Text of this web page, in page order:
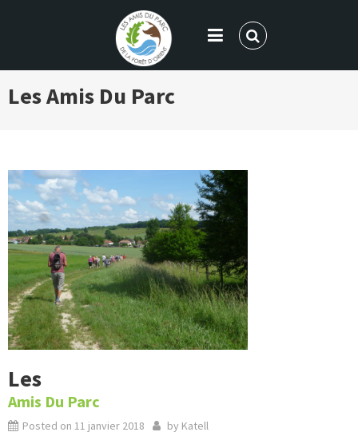
LES AMIS DU PARC DE LA FORÊT
D'ORIENT
LesAmis Du Parc
Les
Amis Du Parc
Posted on 11 janvier 2018 by Katell